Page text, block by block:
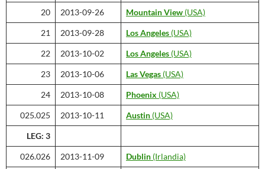
20 2013-09-26 Mountain View (USA)
21 2013-09-28 Los Angeles (USA)
22 2013-10-02 Los Angeles (USA)
23 2013-10-06 Las Vegas (USA)
24 2013-10-08 Phoenix (USA)
025.025 2013-10-11 Austin (USA)
LEG: 3
026.026 2013-11-09 Dublin (Irlandia)